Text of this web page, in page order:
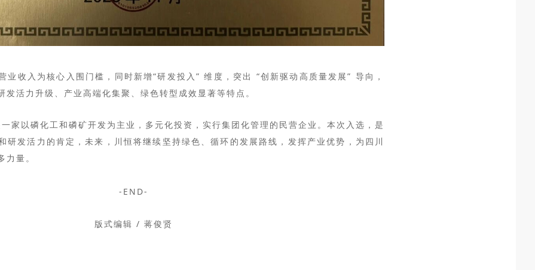
业收入为核心入围门槛，同时新增“研发投入” 维度，突出 “创新驱动高质量发展” 导向，
活力升级、产业高端化集聚、绿色转型成效显著等特点。
家 以磷化工和磷矿开发为主业，多元化投资，实行集团化管理的民营企业。本次入选，是
研发活力的肯定，未来，川恒将继续坚持绿色、循环的发展路线，发挥产业优势，为四川
量。
-END-
版式编辑 / 蒋俊贤